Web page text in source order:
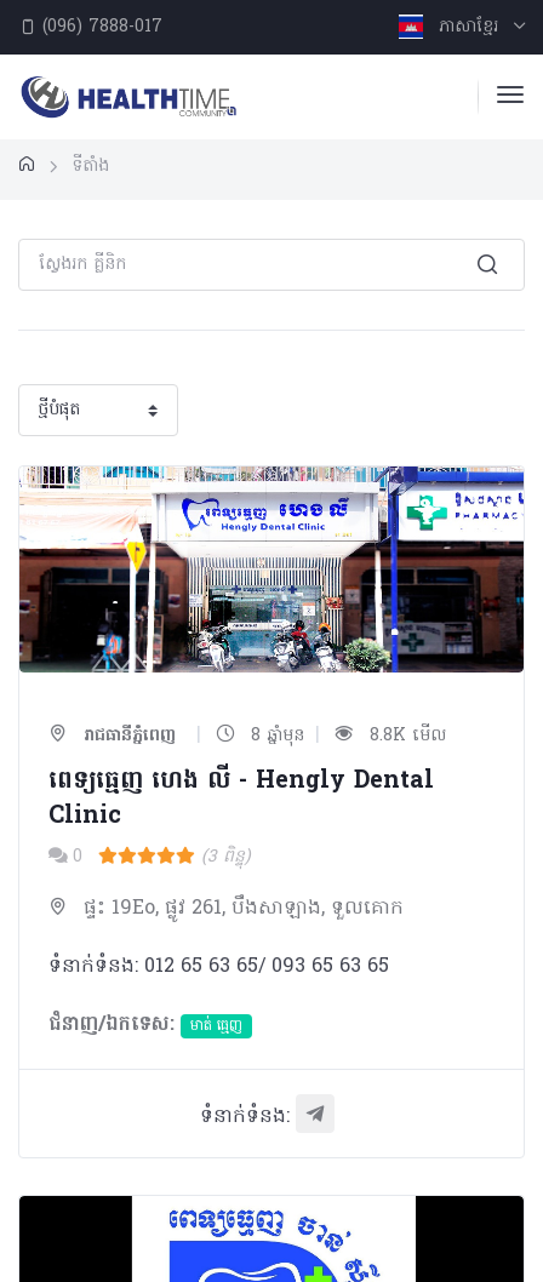
(096) 7888-017 ភាសាខ្មែរ
ទីតាំង
រាជធានីភ្នំពេញ | 8 ឆ្នាំមុន | 8.8K មើល
ពេទ្យធ្មេញ ហេង លី - Hengly Dental
Clinic
0 (3 ពិន្ទុ)
ផ្ទះ 19Eo, ផ្លូវ 261, បឹងសាឡាង, ទួលគោក
ទំនាក់ទំនង: 012 65 63 65/ 093 65 63 65
ជំនាញ/ឯកទេស:
មាត់ ធ្មេញ
ទំនាក់ទំនង: